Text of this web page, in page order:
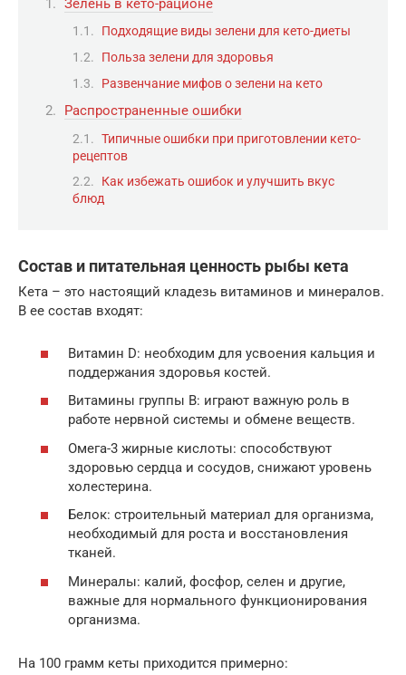
Зелень в кето-рационе
Подходящие виды зелени для кето-диеты
Польза зелени для здоровья
Развенчание мифов о зелени на кето
Распространенные ошибки
Типичные ошибки при приготовлении кето-
рецептов
Как избежать ошибок и улучшить вкус
блюд
Состав и питательная ценность рыбы кета
Кета – это настоящий кладезь витаминов и минералов.
В ее состав входят:
Витамин D: необходим для усвоения кальция и
поддержания здоровья костей.
Витамины группы B: играют важную роль в
работе нервной системы и обмене веществ.
Омега-3 жирные кислоты: способствуют
здоровью сердца и сосудов, снижают уровень
холестерина.
Белок: строительный материал для организма,
необходимый для роста и восстановления
тканей.
Минералы: калий, фосфор, селен и другие,
важные для нормального функционирования
организма.
На 100 грамм кеты приходится примерно: